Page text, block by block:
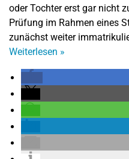
oder Tochter erst gar nicht
Prüfung im Rahmen eines
zunächst weiter
Weiterlesen »